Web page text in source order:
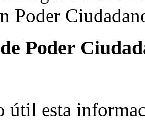
Poder
Poder
útil esta